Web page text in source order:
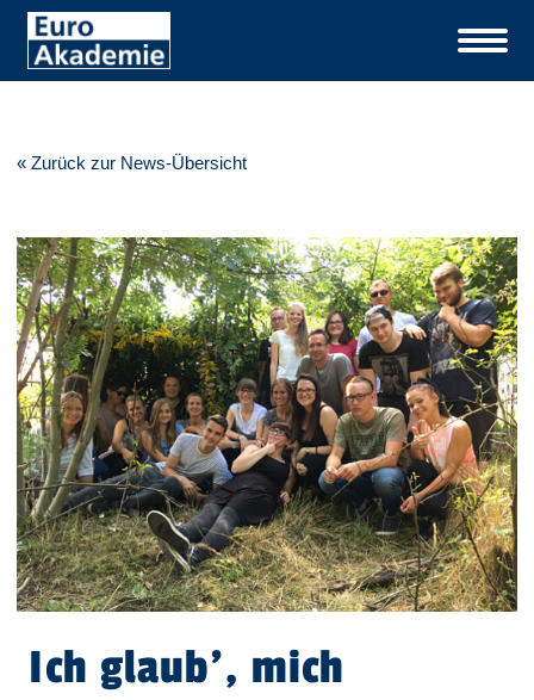
« Zurück zur News-Übersicht
Ich glaub', mich